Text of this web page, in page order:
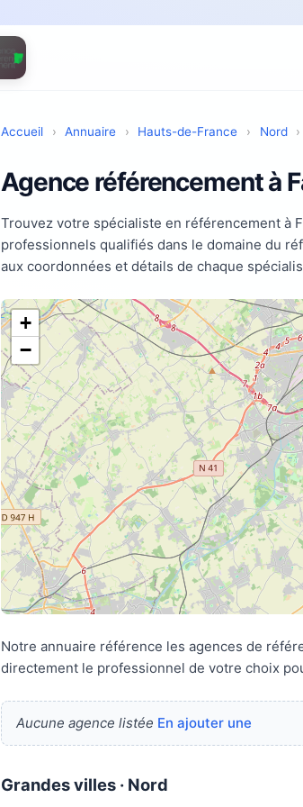
Accueil › Annuaire › Hauts-de-France › Nord ›
Agence référencement à
Trouvez votre spécialiste en référencement à
professionnels qualifiés dans le domaine du
aux coordonnées et détails de chaque
+
−
Notre annuaire référence les agences de
directement le professionnel de votre choix
Aucune agence listée En ajouter une
Grandes villes · Nord